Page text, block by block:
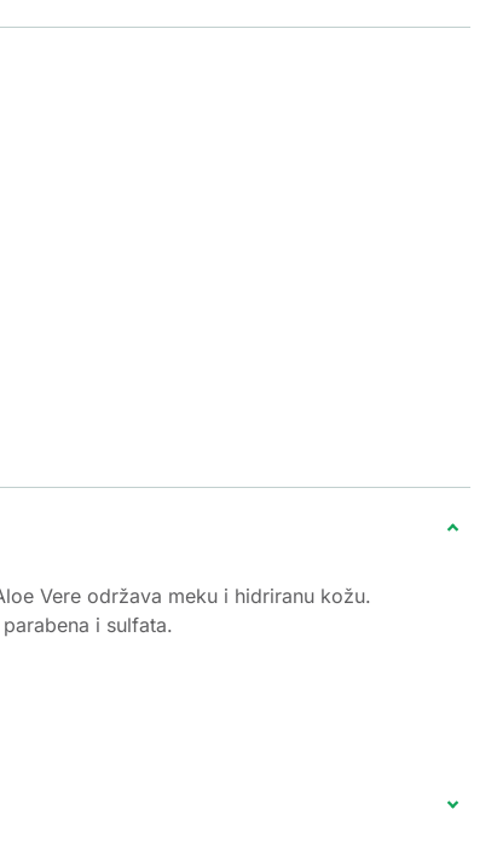
Vere održava meku i hidriranu kožu.
i sulfata.